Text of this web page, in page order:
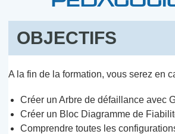
OBJECTIFS
A la fin de la formation, vous serez en
Créer un Arbre de défaillance avec
Créer un Bloc Diagramme de
Comprendre toutes les